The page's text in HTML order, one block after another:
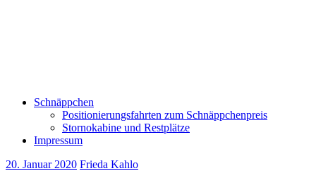
Schnäppchen
Positionierungsfahrten zum Schnäppchenpreis
Stornokabine und Restplätze
Impressum
20. Januar 2020 Frieda Kahlo